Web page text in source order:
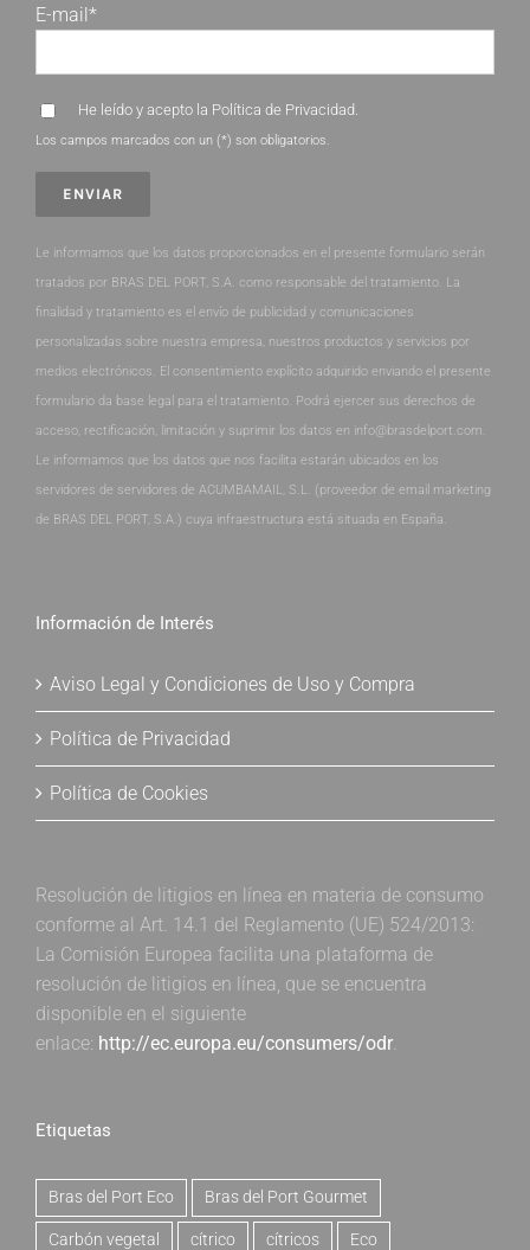
E-mail*
He leído y acepto la Política de Privacidad.
Los campos marcados con un (*) son obligatorios.
Le informamos que los datos proporcionados en el presente formulario serán
tratados por BRAS DEL PORT, S.A. como responsable del tratamiento. La
finalidad y tratamiento es el envío de publicidad y comunicaciones
personalizadas sobre nuestra empresa, nuestros productos y servicios por
medios electrónicos. El consentimiento explícito adquirido enviando el presente
formulario da base legal para el tratamiento. Podrá ejercer sus derechos de
acceso, rectificación, limitación y suprimir los datos en info@brasdelport.com.
Le informamos que los datos que nos facilita estarán ubicados en los
servidores de servidores de ACUMBAMAIL, S.L. (proveedor de email marketing
de BRAS DEL PORT, S.A.) cuya infraestructura está situada en España.
Información de Interés
Aviso Legal y Condiciones de Uso y Compra
Política de Privacidad
Política de Cookies
Resolución de litigios en línea en materia de consumo
conforme al Art. 14.1 del Reglamento (UE) 524/2013:
La Comisión Europea facilita una plataforma de
resolución de litigios en línea, que se encuentra
disponible en el siguiente
enlace: http://ec.europa.eu/consumers/odr.
Etiquetas
Bras del Port Eco Bras del Port Gourmet
Carbón vegetal cítrico cítricos Eco